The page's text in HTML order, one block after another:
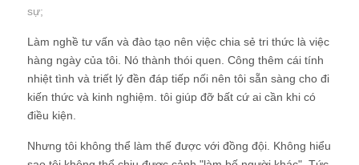
sự;
Làm nghề tư vấn và đào tạo nên việc chia sẻ tri thức là việc
hàng ngày của tôi. Nó thành thói quen. Công thêm cái tính
nhiệt tình và triết lý đền đáp tiếp nối nên tôi sẵn sàng cho đi
kiến thức và kinh nghiệm. tôi giúp đỡ bất cứ ai cần khi có
điều kiện.
Nhưng tôi không thể làm thế được với đồng đội. Không hiểu